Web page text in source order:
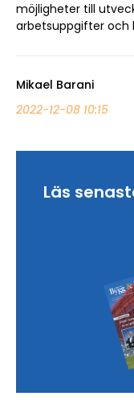
möjligheter till
arbetsuppgifter och
Mikael Barani
2022-12-08 10:15
Läs